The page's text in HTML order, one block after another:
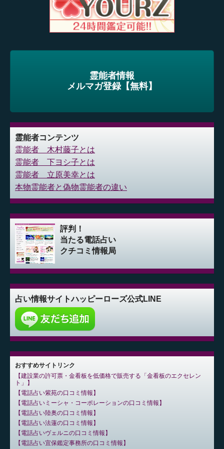
霊能者情報
メルマガ登録【無料】
霊能者コンテンツ
霊能者 木村藤子とは
霊能者 下ヨシ子とは
霊能者 立原美幸とは
本物霊能者と偽物霊能者の違い
評判！
当たる電話占い
クチコミ情報局
占い情報サイトハッピーローズ公式LINE
おすすめサイトリンク
建設業の許可票・金看板を低価格で販売する「金看板のエクセレン
ト」
電話占い紫苑の口コミ情報
電話占いミーシャ・コーポレーションの口コミ情報
電話占い陸奥の口コミ情報
電話占い法蓮の口コミ情報
電話占いヴェルニの口コミ情報
電話占い宜保鑑定事務所の口コミ情報